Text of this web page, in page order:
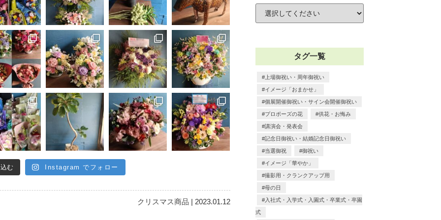
む Instagram でフォロー
クリスマス商品 | 2023.01.12
タグ一覧
上場御祝い・周年御祝い
イメージ「おまかせ」
個展開催御祝い・サイン会開催御祝い
プロポーズの花 供花・お悔み
講演会・発表会
記念日御祝い・結婚記念日御祝い
当選御祝 御祝い
イメージ「華やか」
撮影用・クランクアップ用
母の日
入社式・入学式・入園式・卒業式・卒園
式